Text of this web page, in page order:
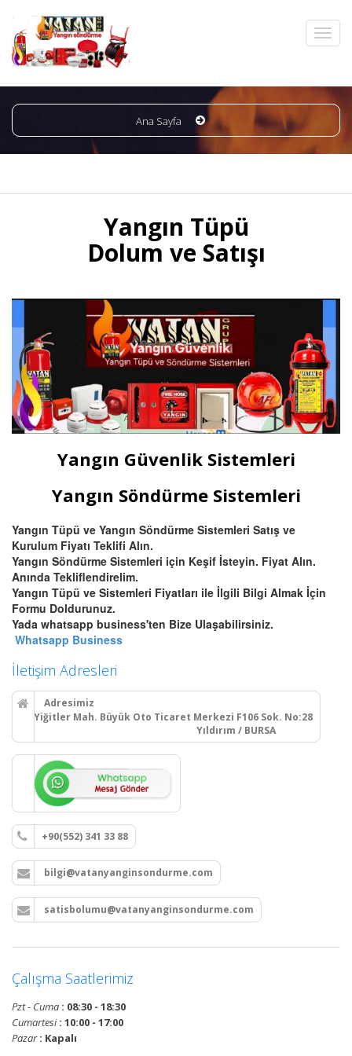
Ana Sayfa
Yangın Tüpü
Dolum ve Satışı
Yangın Güvenlik Sistemleri
Yangın Söndürme Sistemleri
Yangın Tüpü ve Yangın Söndürme Sistemleri Satış ve
Kurulum Fiyatı Teklifi Alın.
Yangın Söndürme Sistemleri için Keşif İsteyin. Fiyat Alın.
Anında Tekliflendirelim.
Yangın Tüpü ve Sistemleri Fiyatları ile İlgili Bilgi Almak İçin
Formu Doldurunuz.
Yada whatsapp business'ten Bize Ulaşabilirsiniz.
Whatsapp Business
İletişim Adresleri
Adresimiz
Yiğitler Mah. Büyük Oto Ticaret Merkezi F106 Sok. No:28
Yıldırım / BURSA
+90(552) 341 33 88
bilgi@vatanyanginsondurme.com
satisbolumu@vatanyanginsondurme.com
Çalışma Saatlerimiz
Pzt - Cuma : 08:30 - 18:30
Cumartesi: 10:00 - 17:00
Pazar: Kapalı